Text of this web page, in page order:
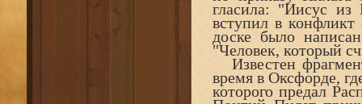
гласила: "Иисус из
вступил в
доске было
"Человек, который
Известен
время в Оксфорде,
которого предал